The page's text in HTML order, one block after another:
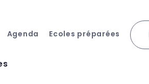
Agenda Ecoles préparées